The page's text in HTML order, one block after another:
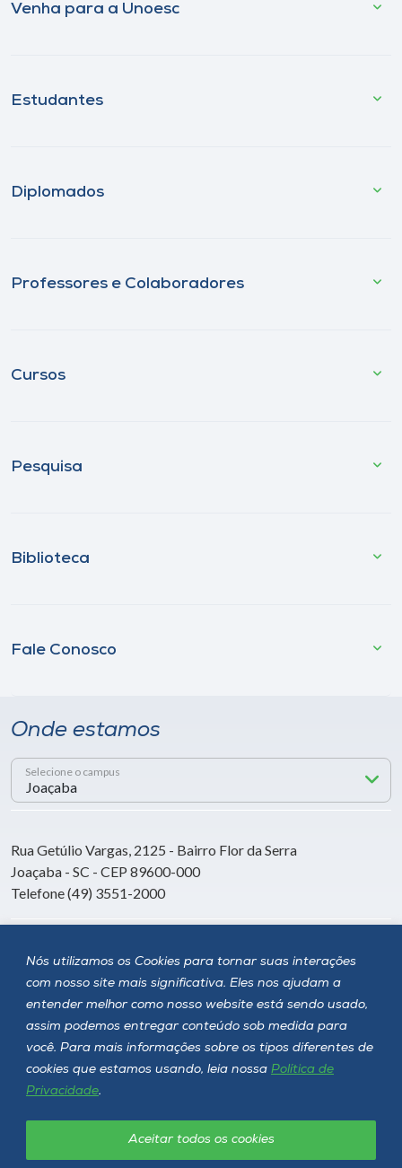
Nós utilizamos os Cookies para tornar suas interações
com nosso site mais significativa. Eles nos ajudam a
entender melhor como nosso website está sendo usado,
assim podemos entregar conteúdo sob medida para
você. Para mais informações sobre os tipos diferentes de
cookies que estamos usando, leia nossa Política de
Privacidade.
Aceitar todos os cookies
Venha para a Unoesc
Estudantes
Diplomados
Professores e Colaboradores
Cursos
Pesquisa
Biblioteca
Fale Conosco
Onde estamos
Selecione o campus
Rua Getúlio Vargas, 2125 - Bairro Flor da Serra
Joaçaba - SC - CEP 89600-000
Telefone (49) 3551-2000
Siga a Unoesc
Política de privacidade LGPD